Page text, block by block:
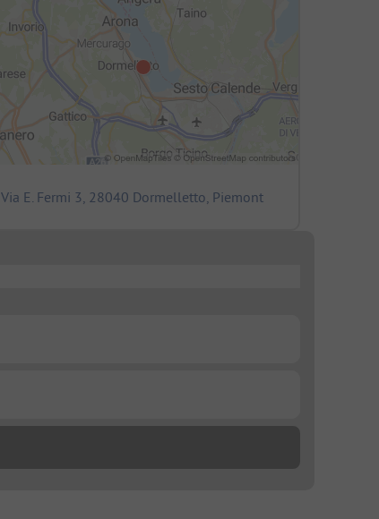
Via E. Fermi 3, 28040 Dormelletto, Piemont